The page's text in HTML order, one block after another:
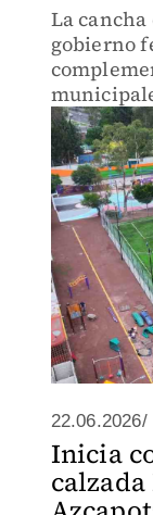
La
gobierno
22.06.2026/
Inicia